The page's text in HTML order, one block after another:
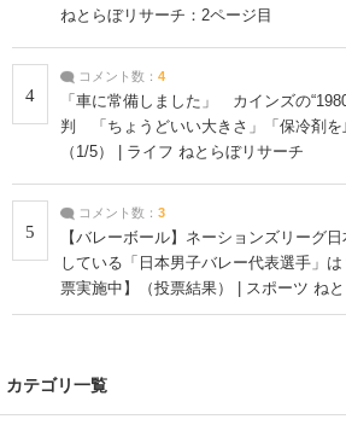
ねとらぼリサーチ：2ページ目
4
コメント数： 4
「車に常備しました」 カインズの
判 「ちょうどいい大きさ」「保冷剤を
（1/5） | ライフ ねとらぼリサーチ
5
コメント数： 3
【バレーボール】ネーションズリーグ
している「日本男子バレー代表選手」
票実施中】（投票結果） | スポーツ ね
カテゴリ一覧